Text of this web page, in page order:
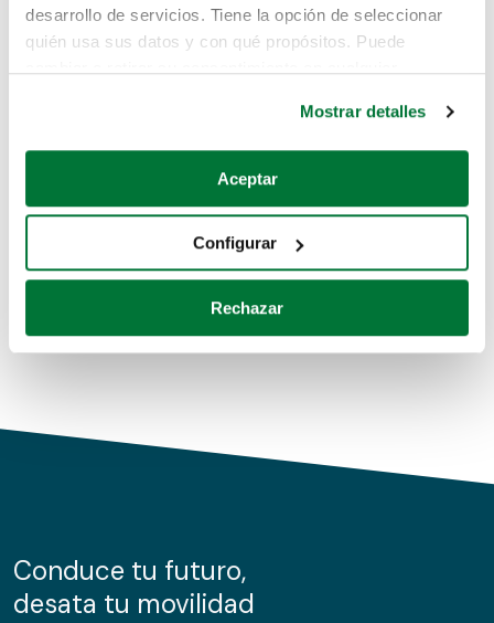
desarrollo de servicios. Tiene la opción de seleccionar
quién usa sus datos y con qué propósitos. Puede
Si lo permite, también quisiéramos:
Recopilar información sobre su ubicación geográfica
Identificar su dispositivo analizándolo activamente
para buscar características específicas (huellas
Obtenga más información sobre cómo se procesan sus
de cookies.
información sobre el uso que haga del sitio web con
nuestros partners de redes sociales, publicidad y análisis
Mostrar detalles
Aceptar
Configurar
Rechazar
Pero puedes encontrar el coche que estás
buscando en alguno de estos enlaces:
Coches de segunda mano
Coches de km0
Conduce tu futuro,
desata tu movilidad